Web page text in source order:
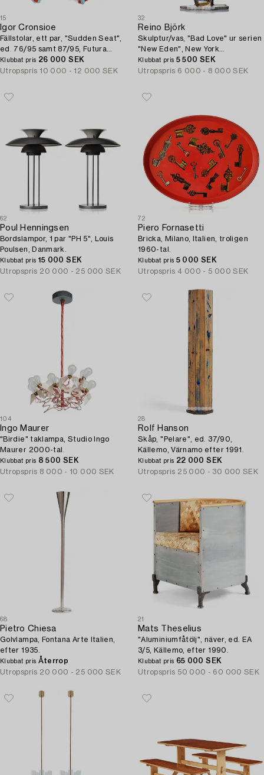
15
Igor Cronsioe
Fällstolar, ett par, "Sudden Seat",
ed. 76/95 samt 87/95, Futura
Gallery, Stockholm 1983.
Klubbat pris 26 000 SEK
Utropspris 10 000 - 12 000 SEK
32
Reino Björk
Skulptur/vas, "Bad Love" ur serien
"New Eden", New York
Experimental Glass Workshop,
USA 1990.
Klubbat pris 5 500 SEK
Utropspris 6 000 - 8 000 SEK
62
Poul Henningsen
Bordslampor, 1 par "PH 5", Louis
Poulsen, Danmark.
Klubbat pris 15 000 SEK
Utropspris 20 000 - 25 000 SEK
72
Piero Fornasetti
Bricka, Milano, Italien, troligen
1960-tal.
Klubbat pris 5 000 SEK
Utropspris 4 000 - 5 000 SEK
104
Ingo Maurer
"Birdie" taklampa, Studio Ingo
Maurer 2000-tal.
Klubbat pris 8 500 SEK
Utropspris 8 000 - 10 000 SEK
28
Rolf Hanson
Skåp, "Pelare", ed. 37/90,
Källemo, Värnamo efter 1991.
Klubbat pris 22 000 SEK
Utropspris 25 000 - 30 000 SEK
68
Pietro Chiesa
Golvlampa, Fontana Arte Italien,
efter 1935.
Klubbat pris Återrop
Utropspris 20 000 - 25 000 SEK
21
Mats Theselius
"Aluminiumfåtölj", näver, ed. EA
3/5, Källemo, efter 1990.
Klubbat pris 65 000 SEK
Utropspris 50 000 - 60 000 SEK